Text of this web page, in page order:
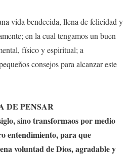
vida bendecida, llena de felicidad y
en la cual tengamos un buen
físico y espiritual; a
consejos para alcanzar este
DE PENSAR
sino transformaos por medio
entendimiento, para que
voluntad de Dios, agradable y